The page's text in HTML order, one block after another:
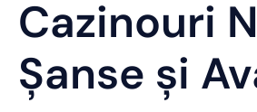
Cazinouri
Șanse și